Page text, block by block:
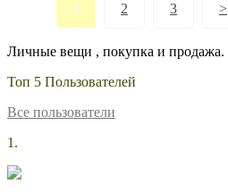
1
2 3 >
Личные вещи , покупка и продажа.
Топ 5 Пользователей
Все пользователи
1.